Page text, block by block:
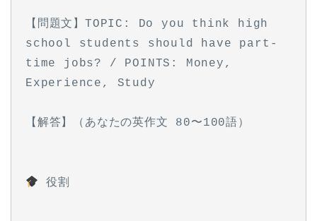
【問題文】TOPIC: Do you think high
school students should have part-
time jobs? / POINTS: Money,
Experience, Study
【解答】（あなたの英作文 80〜100語）
役割